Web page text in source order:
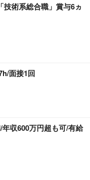
術系総合職」賞与6ヵ
面接1回
収600万円超も可/有給